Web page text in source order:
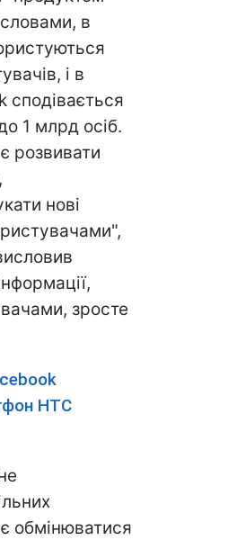
в
і в
1 млрд осіб.
розвивати
нові
зросте
HTC
обмінюватися